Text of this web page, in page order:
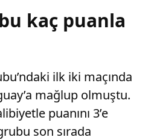
kaç puanla
ilk iki maçında
mağlup olmuştu.
puanını 3’e
son sırada